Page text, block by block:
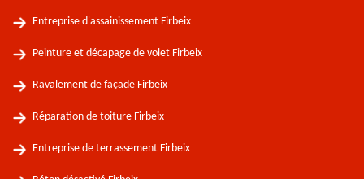
Entreprise d'assainissement Firbeix
Peinture et décapage de volet Firbeix
Ravalement de façade Firbeix
Réparation de toiture Firbeix
Entreprise de terrassement Firbeix